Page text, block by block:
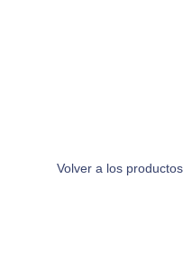
Volver a los productos